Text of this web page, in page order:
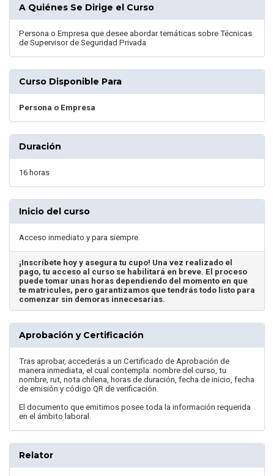
A Quiénes Se Dirige el Curso
Persona o Empresa que desee abordar temáticas sobre Técnicas
de Supervisor de Seguridad Privada
Curso Disponible Para
Persona o Empresa
Duración
16 horas
Inicio del curso
Acceso inmediato y para siempre.
¡Inscríbete hoy y asegura tu cupo! Una vez realizado el
pago, tu acceso al curso se habilitará en breve. El proceso
puede tomar unas horas dependiendo del momento en que
te matricules, pero garantizamos que tendrás todo listo para
comenzar sin demoras innecesarias.
Aprobación y Certificación
Tras aprobar, accederás a un Certificado de Aprobación de
manera inmediata, el cual contempla: nombre del curso, tu
nombre, rut, nota chilena, horas de duración, fecha de inicio, fecha
de emisión y código QR de verificación.
El documento que emitimos posee toda la información requerida
en el ámbito laboral.
Relator